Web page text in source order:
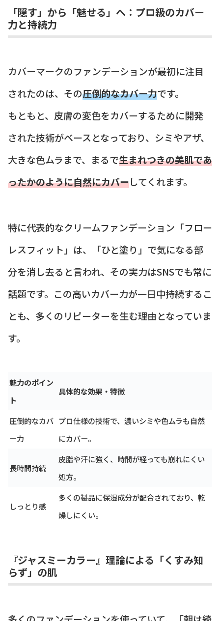
「隠す」から「魅せる」へ：プロ級のカバー
力と持続力
カバーマークのファンデーションが最初に注目
されたのは、その圧倒的なカバー力です。
もともと、皮膚の変色をカバーするために開発
された技術がベースとなっており、シミやアザ、
大きな色ムラまで、まるで生まれつきの美肌であ
ったかのように自然にカバーしてくれます。
特に代表的なクリームファンデーション「フロー
レスフィット」は、「ひと塗り」で気になる部
分を消し去ると言われ、その実力はSNSでも常に
話題です。この高いカバー力が一日中持続するこ
とも、多くのリピーターを生む理由となっていま
す。
魅力のポイン
ト
具体的な効果・特徴
圧倒的なカバ
ー力
プロ仕様の技術で、濃いシミや色ムラも自然
にカバー。
長時間持続
皮脂や汗に強く、時間が経っても崩れにくい
処方。
しっとり感
多くの製品に保湿成分が配合されており、乾
燥しにくい。
『ジャスミーカラー』理論による「くすみ知
らず」の肌